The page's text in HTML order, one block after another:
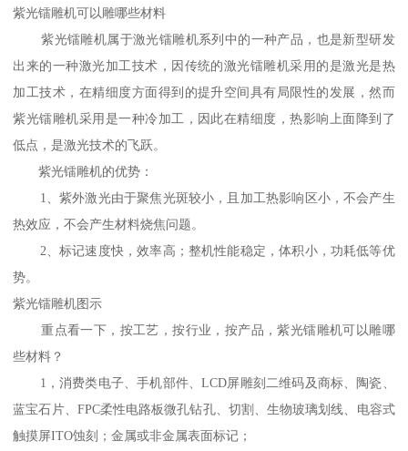
紫光镭雕机可以雕哪些材料
紫光镭雕机属于激光镭雕机系列中的一种产品，也是新型研发
出来的一种激光加工技术，因传统的激光镭雕机采用的是激光是热
加工技术，在精细度方面得到的提升空间具有局限性的发展，然而
紫光镭雕机采用是一种冷加工，因此在精细度，热影响上面降到了
低点，是激光技术的飞跃。
紫光镭雕机的优势：
1、紫外激光由于聚焦光斑较小，且加工热影响区小，不会产生
热效应，不会产生材料烧焦问题。
2、标记速度快，效率高；整机性能稳定，体积小，功耗低等优
势。
紫光镭雕机图示
重点看一下，按工艺，按行业，按产品，紫光镭雕机可以雕哪
些材料？
1，消费类电子、手机部件、LCD屏雕刻二维码及商标、陶瓷、
蓝宝石片、FPC柔性电路板微孔钻孔、切割、生物玻璃划线、电容式
触摸屏ITO蚀刻；金属或非金属表面标记；